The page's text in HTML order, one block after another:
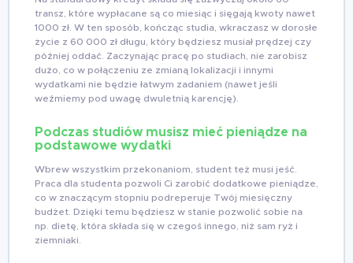
transz, które wypłacane są co miesiąc i sięgają kwoty nawet
1000 zł. W ten sposób, kończąc studia, wkraczasz w dorosłe
życie z 60 000 zł długu, który będziesz musiał prędzej czy
później oddać. Zaczynając pracę po studiach, nie zarobisz
dużo, co w połączeniu ze zmianą lokalizacji i innymi
wydatkami nie będzie łatwym zadaniem (nawet jeśli
weźmiemy pod uwagę dwuletnią karencję).
Podczas studiów musisz mieć pieniądze na
podstawowe wydatki
Wbrew wszystkim przekonaniom, student też musi jeść.
Praca dla studenta pozwoli Ci zarobić dodatkowe pieniądze,
co w znaczącym stopniu podreperuje Twój miesięczny
budżet. Dzięki temu będziesz w stanie pozwolić sobie na
np. dietę, która składa się w czegoś innego, niż sam ryż i
ziemniaki.